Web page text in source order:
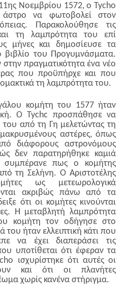
Νοεμβρίου 1572, ο Tycho
να φωτοβολεί στον
Παρακολούθησε τις
τη λαμπρότητα του επί
μήνες και δημοσίευσε τα
του Προγυμνάσματα.
πραγματικότητα ένα νέο
που προϋπήρχε και που
τη λαμπρότητα του.
κομήτη του 1577 ήταν
Ο Tychc προσπάθησε να
από τη Γη μελετώντας τη
αστέρες, όπως
διάφορους αστρονόμους
δεν παρατηρήθηκε καμιά
συμπέρανε πως ο κομήτης
τη Σελήνη. Ο Αριστοτέλης
ως μετεωρολογικά
ακριβώς πάνω από τα
ότι οι κομήτες κινούνται
Η μεταβλητή λαμπρότητα
κομήτη τον οδήγησε στο
ήταν ελλειπτική κάτι που
να έχει διαπεράσει τις
υποτίθεται ότι έφεραν τα
ισχυρίστηκε ότι αυτές οι
και ότι οι πλανήτες
χωρίς κανένα στήριγμα.